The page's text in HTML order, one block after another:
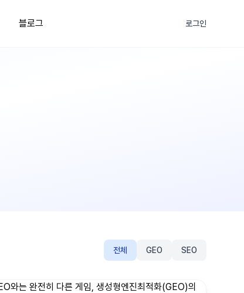
블로그 로그인
전체 GEO SEO